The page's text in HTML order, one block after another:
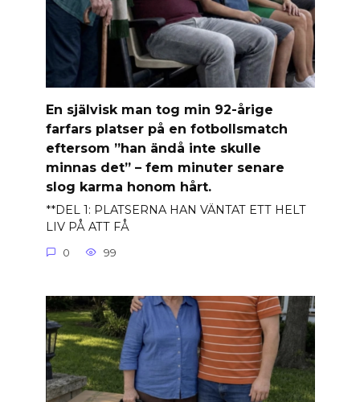
En självisk man tog min 92-årige
farfars platser på en fotbollsmatch
eftersom ”han ändå inte skulle
minnas det” – fem minuter senare
slog karma honom hårt.
**DEL 1: PLATSERNA HAN VÄNTAT ETT HELT
LIV PÅ ATT FÅ
0 99